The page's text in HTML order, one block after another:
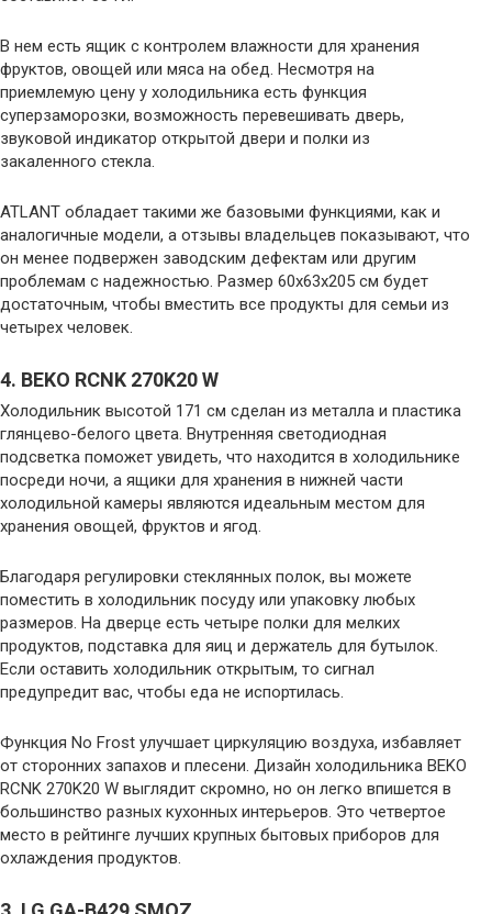
В нем есть ящик с контролем влажности для хранения
фруктов, овощей или мяса на обед. Несмотря на
приемлемую цену у холодильника есть функция
суперзаморозки, возможность перевешивать дверь,
звуковой индикатор открытой двери и полки из
закаленного стекла.
ATLANT обладает такими же базовыми функциями, как и
аналогичные модели, а отзывы владельцев показывают, что
он менее подвержен заводским дефектам или другим
проблемам с надежностью. Размер 60x63x205 см будет
достаточным, чтобы вместить все продукты для семьи из
четырех человек.
4. BEKO RCNK 270K20 W
Холодильник высотой 171 см сделан из металла и пластика
глянцево-белого цвета. Внутренняя светодиодная
подсветка поможет увидеть, что находится в холодильнике
посреди ночи, а ящики для хранения в нижней части
холодильной камеры являются идеальным местом для
хранения овощей, фруктов и ягод.
Благодаря регулировки стеклянных полок, вы можете
поместить в холодильник посуду или упаковку любых
размеров. На дверце есть четыре полки для мелких
продуктов, подставка для яиц и держатель для бутылок.
Если оставить холодильник открытым, то сигнал
предупредит вас, чтобы еда не испортилась.
Функция No Frost улучшает циркуляцию воздуха, избавляет
от сторонних запахов и плесени. Дизайн холодильника BEKO
RCNK 270K20 W выглядит скромно, но он легко впишется в
большинство разных кухонных интерьеров. Это четвертое
место в рейтинге лучших крупных бытовых приборов для
охлаждения продуктов.